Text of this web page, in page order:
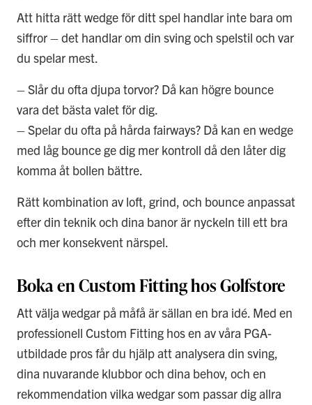
Att hitta rätt wedge för ditt spel handlar inte bara om
siffror – det handlar om din sving och spelstil och var
du spelar mest.
– Slår du ofta djupa torvor? Då kan högre bounce
vara det bästa valet för dig.
– Spelar du ofta på hårda fairways? Då kan en wedge
med låg bounce ge dig mer kontroll då den låter dig
komma åt bollen bättre.
Rätt kombination av loft, grind, och bounce anpassat
efter din teknik och dina banor är nyckeln till ett bra
och mer konsekvent närspel.
Boka en Custom Fitting hos Golfstore
Att välja wedgar på måfå är sällan en bra idé. Med en
professionell Custom Fitting hos en av våra PGA-
utbildade pros får du hjälp att analysera din sving,
dina nuvarande klubbor och dina behov, och en
rekommendation vilka wedgar som passar dig allra